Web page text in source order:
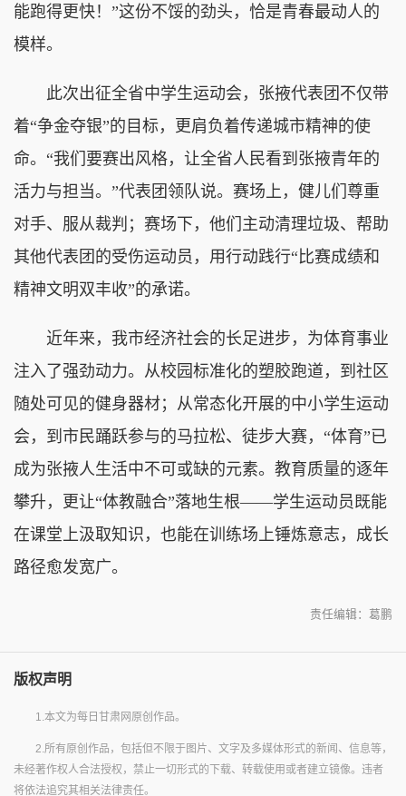
能跑得更快！”这份不馁的劲头，恰是青春最动人的
模样。
此次出征全省中学生运动会，张掖代表团不仅带
着“争金夺银”的目标，更肩负着传递城市精神的使
命。“我们要赛出风格，让全省人民看到张掖青年的
活力与担当。”代表团领队说。赛场上，健儿们尊重
对手、服从裁判；赛场下，他们主动清理垃圾、帮助
其他代表团的受伤运动员，用行动践行“比赛成绩和
精神文明双丰收”的承诺。
近年来，我市经济社会的长足进步，为体育事业
注入了强劲动力。从校园标准化的塑胶跑道，到社区
随处可见的健身器材；从常态化开展的中小学生运动
会，到市民踊跃参与的马拉松、徒步大赛，“体育”已
成为张掖人生活中不可或缺的元素。教育质量的逐年
攀升，更让“体教融合”落地生根——学生运动员既能
在课堂上汲取知识，也能在训练场上锤炼意志，成长
路径愈发宽广。
责任编辑：葛鹏
版权声明
1.本文为每日甘肃网原创作品。
2.所有原创作品，包括但不限于图片、文字及多媒体形式的新闻、信息等，
未经著作权人合法授权，禁止一切形式的下载、转载使用或者建立镜像。违者
将依法追究其相关法律责任。